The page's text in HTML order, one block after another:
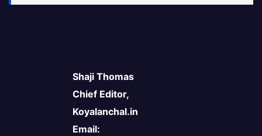
Shaji Thomas
Chief Editor,
Koyalanchal.in
Email: